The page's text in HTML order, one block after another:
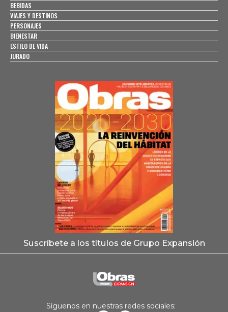
BEBIDAS
VIAJES Y DESTINOS
PERSONAJES
BIENESTAR
ESTILO DE VIDA
JURADO
Suscríbete a los títulos de Grupo Expansión
Síguenos en nuestras redes sociales: